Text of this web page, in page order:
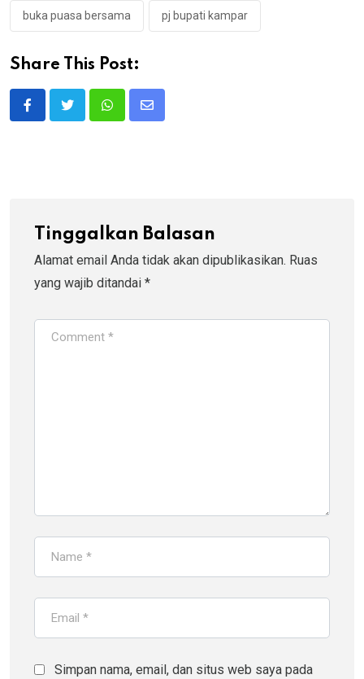
buka puasa bersama pj bupati kampar
Share This Post:
WhatsappShare
Tinggalkan Balasan
Alamat email Anda tidak akan dipublikasikan. Ruas
yang wajib ditandai *
Simpan nama, email, dan situs web saya pada